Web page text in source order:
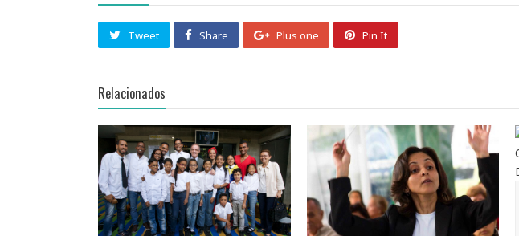
Tweet Share Plus one Pin It
Relacionados